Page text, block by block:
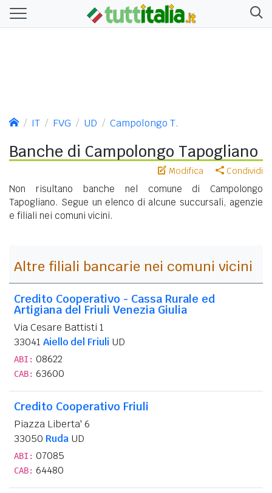
IT FVG UD Campolongo T.
Banche di Campolongo Tapogliano
Modifica Condividi
Non risultano banche nel comune di Campolongo
Tapogliano. Segue un elenco di alcune succursali, agenzie
e filiali nei comuni vicini.
Altre filiali bancarie nei comuni vicini
Credito Cooperativo - Cassa Rurale ed
Artigiana del Friuli Venezia Giulia
Via Cesare Battisti 1
33041 Aiello del Friuli UD
ABI: 08622
CAB: 63600
Credito Cooperativo Friuli
Piazza Liberta' 6
33050 Ruda UD
ABI: 07085
CAB: 64480